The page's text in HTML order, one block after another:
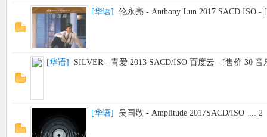
[华语] 伦永亮 - Anthony Lun 2017 SACD ISO -
[华语] SILVER - 青爱 2013 SACD/ISO 百度云 - [售价 30 音
[华语] 吴国敬 - Amplitude 2017SACD/ISO ... 2